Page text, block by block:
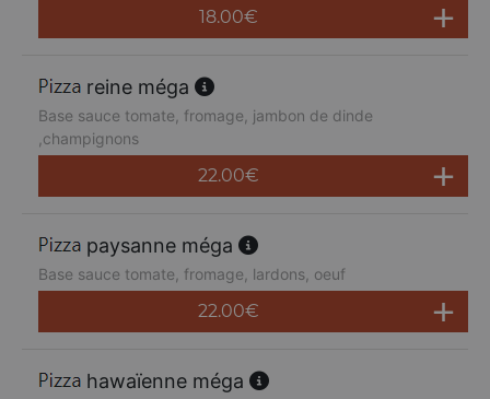
18.00€
reine méga
Base sauce tomate, fromage, jambon de dinde
,champignons
22.00€
paysanne méga
Base sauce tomate, fromage, lardons, oeuf
22.00€
hawaïenne méga